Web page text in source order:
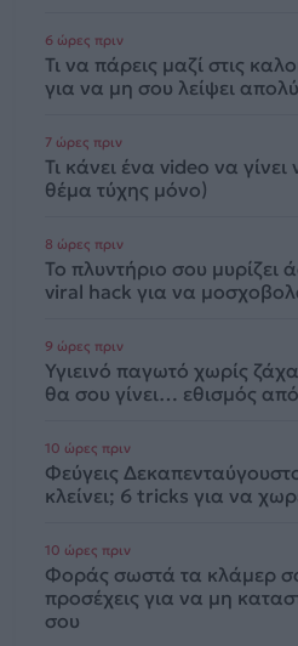
6 ώρες πριν
Τι να πάρεις μαζί στις
για να μη σου λείψει
7 ώρες πριν
Τι κάνει ένα video να
θέμα τύχης μόνο)
8 ώρες πριν
Το πλυντήριο σου μυρίζει
viral hack για να
9 ώρες πριν
Υγιεινό παγωτό χωρίς
θα σου γίνει… εθισμός
10 ώρες πριν
Φεύγεις
κλείνει; 6 tricks για να
10 ώρες πριν
Φοράς σωστά τα κλάμερ
προσέχεις για να μη
σου